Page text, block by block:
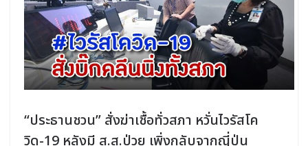
“ประธานชวน” สั่งฆ่าเชื้อทั่วสภา หวั่นไวรัสโค
วิด-19 หลังมี ส.ส.ป่วย เพิ่งกลับจากญี่ปุ่น